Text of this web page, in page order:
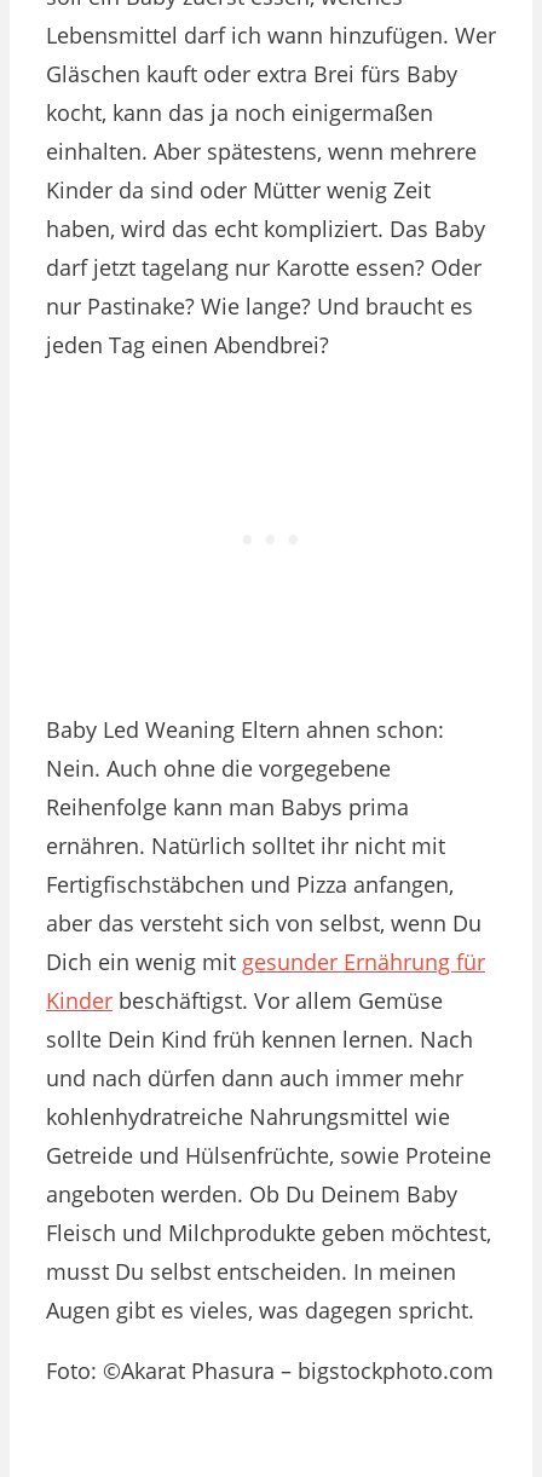
Lebensmittel darf ich wann hinzufügen. Wer
Gläschen kauft oder extra Brei fürs Baby
kocht, kann das ja noch einigermaßen
einhalten. Aber spätestens, wenn mehrere
Kinder da sind oder Mütter wenig Zeit
haben, wird das echt kompliziert. Das Baby
darf jetzt tagelang nur Karotte essen? Oder
nur Pastinake? Wie lange? Und braucht es
jeden Tag einen Abendbrei?
Baby Led Weaning Eltern ahnen schon:
Nein. Auch ohne die vorgegebene
Reihenfolge kann man Babys prima
ernähren. Natürlich solltet ihr nicht mit
Fertigfischstäbchen und Pizza anfangen,
aber das versteht sich von selbst, wenn Du
Dich ein wenig mit gesunder Ernährung für
Kinder beschäftigst. Vor allem Gemüse
sollte Dein Kind früh kennen lernen. Nach
und nach dürfen dann auch immer mehr
kohlenhydratreiche Nahrungsmittel wie
Getreide und Hülsenfrüchte, sowie Proteine
angeboten werden. Ob Du Deinem Baby
Fleisch und Milchprodukte geben möchtest,
musst Du selbst entscheiden. In meinen
Augen gibt es vieles, was dagegen spricht.
Foto: ©Akarat Phasura – bigstockphoto.com